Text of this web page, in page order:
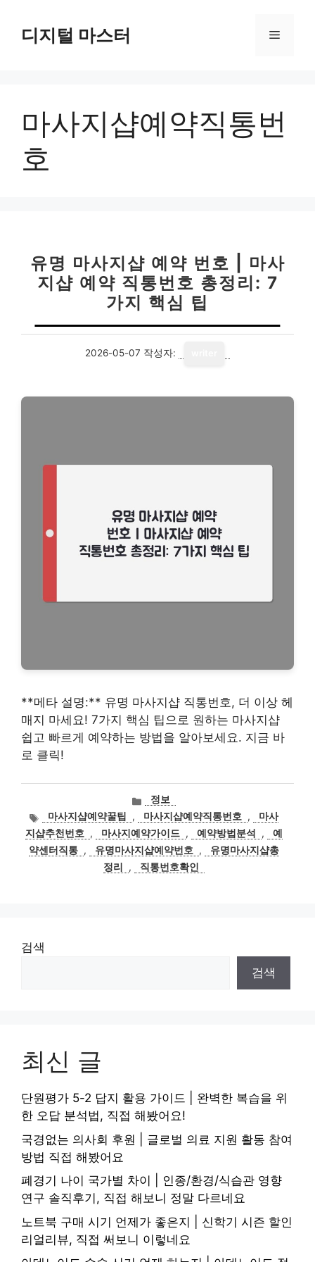
디지털 마스터 메
마사지샵예약직통번
호
유명 마사지샵 예약 번호 | 마사
지샵 예약 직통번호 총정리: 7
가지 핵심 팁
2026-05-07 작성자:
**메타 설명:** 유명 마사지샵 직통번호, 더 이상 헤
매지 마세요! 7가지 핵심 팁으로 원하는 마사지샵
쉽고 빠르게 예약하는 방법을 알아보세요. 지금 바
로 클릭!
카
테
고
리
정보
태
그
마사지샵예약꿀팁 , 마사지샵예약직통번호 ,
마사
지샵추천번호
, 마사지예약가이드 , 예약방법분석 ,
예
약센터직통 , 유명마사지샵예약번호 ,
유명마사지샵총
정리
, 직통번호확인
검색
검색
최신 글
단원평가 5-2 답지 활용 가이드 | 완벽한 복습을 위
한 오답 분석법, 직접 해봤어요!
국경없는 의사회 후원 | 글로벌 의료 지원 활동 참여
방법 직접 해봤어요
폐경기 나이 국가별 차이 | 인종/환경/식습관 영향
연구 솔직후기, 직접 해보니 정말 다르네요
노트북 구매 시기 언제가 좋은지 | 신학기 시즌 할인
리얼리뷰, 직접 써보니 이렇네요